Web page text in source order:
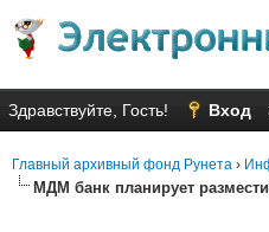
Здравствуйте, Гость! Вход
Главный архивный фонд Рунета ›
МДМ банк планирует